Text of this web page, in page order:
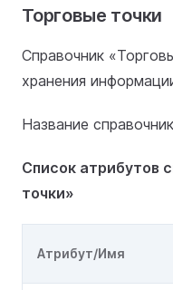
Торговые точки
Справочник
хранения
Название
Список атрибутов
точки»
Атрибут/Имя